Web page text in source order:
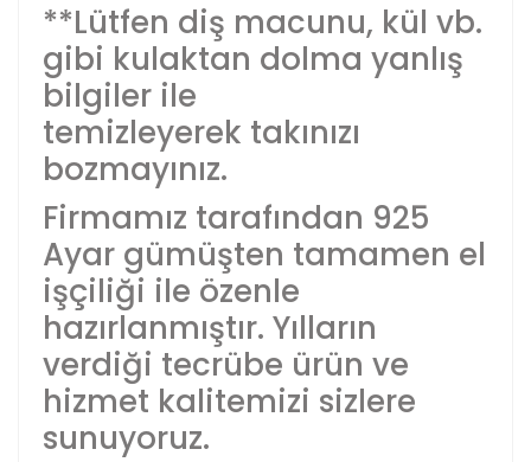
**Lütfen diş macunu, kül vb.
gibi kulaktan dolma yanlış
bilgiler ile
temizleyerek takınızı
bozmayınız.
Firmamız tarafından 925
Ayar gümüşten tamamen el
işçiliği ile özenle
hazırlanmıştır. Yılların
verdiği tecrübe ürün ve
hizmet kalitemizi sizlere
sunuyoruz.